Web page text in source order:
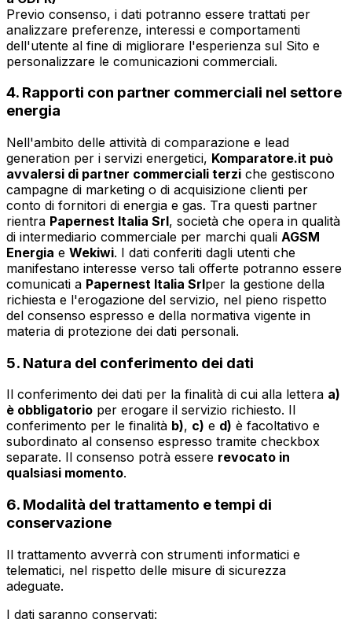
Previo consenso, i dati potranno essere trattati per
analizzare preferenze, interessi e comportamenti
dell'utente al fine di migliorare l'esperienza sul Sito e
personalizzare le comunicazioni commerciali.
4. Rapporti con partner commerciali nel settore
energia
Nell'ambito delle attività di comparazione e lead
generation per i servizi energetici, Komparatore.it può
avvalersi di partner commerciali terzi che gestiscono
campagne di marketing o di acquisizione clienti per
conto di fornitori di energia e gas. Tra questi partner
rientra Papernest Italia Srl, società che opera in qualità
di intermediario commerciale per marchi quali AGSM
Energia e Wekiwi. I dati conferiti dagli utenti che
manifestano interesse verso tali offerte potranno essere
comunicati a Papernest Italia Srlper la gestione della
richiesta e l'erogazione del servizio, nel pieno rispetto
del consenso espresso e della normativa vigente in
materia di protezione dei dati personali.
5. Natura del conferimento dei dati
Il conferimento dei dati per la finalità di cui alla lettera a)
è obbligatorio per erogare il servizio richiesto. Il
conferimento per le finalità b), c) e d) è facoltativo e
subordinato al consenso espresso tramite checkbox
separate. Il consenso potrà essere revocato in
qualsiasi momento.
6. Modalità del trattamento e tempi di
conservazione
Il trattamento avverrà con strumenti informatici e
telematici, nel rispetto delle misure di sicurezza
adeguate.
I dati saranno conservati: